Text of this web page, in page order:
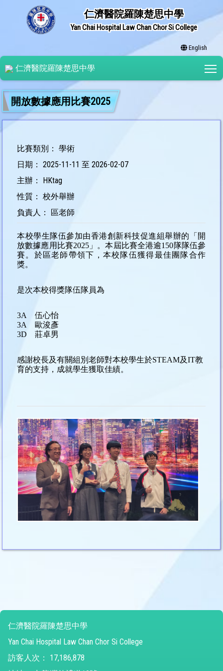
仁濟醫院羅陳楚思中學
Yan Chai Hospital Law Chan Chor Si College
English
仁濟醫院羅陳楚思中學
開放數據應用比賽2025
比賽類別： 學術
日期： 2025-11-11 至 2026-02-07
主辦： HKtag
性質： 校外舉辦
負責人： 區老師
本校學生隊伍參加由香港創新科技促進組舉辦的「開
放數據應用比賽2025」。本屆比賽全港逾150隊隊伍參
賽。於區老師帶領下，本校隊伍獲得最佳團隊合作
獎。
是次本校得獎隊伍隊員為
3A
伍心怡
3A
歐浚彥
3D
莊卓男
感謝校長及有關組別老師對本校學生於STEAM及IT教
育的支持，成就學生獲取佳績。
仁濟醫院羅陳楚思中學
Yan Chai Hospital Law Chan Chor Si College
訪客人次：
17,186,878